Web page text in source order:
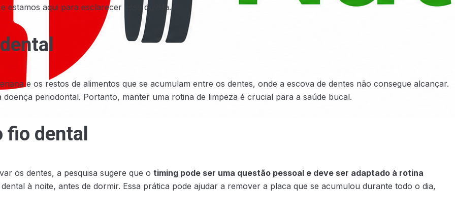
estamos aqui para esclarecer essa dúvida.
e os restos de alimentos que se acumulam entre os dentes, onde a escova de dentes não consegue alcançar.
periodontal. Portanto, manter uma rotina de limpeza é crucial para a saúde bucal.
fio dental
os dentes, a pesquisa sugere que o timing pode ser uma questão pessoal e deve ser adaptado à rotina
à noite, antes de dormir. Essa prática pode ajudar a remover a placa que se acumulou durante todo o dia,